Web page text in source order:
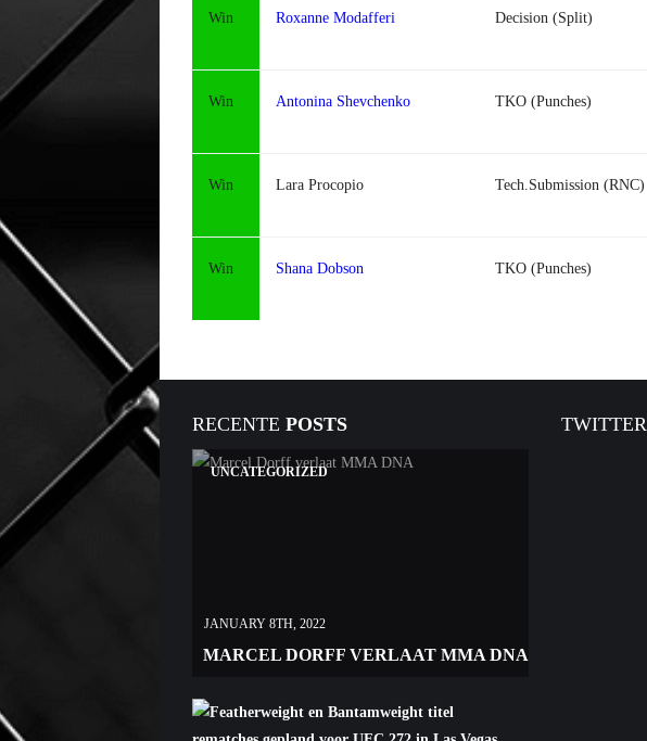
Win Roxanne Modafferi Decision (Split)
Win Antonina Shevchenko TKO (Punches)
Win Lara Procopio Tech.Submission (RNC)
Win Shana Dobson TKO (Punches)
RECENTE POSTS
UNCATEGORIZED
JANUARY 8TH, 2022
MARCEL DORFF VERLAAT MMA DNA
TWITTER